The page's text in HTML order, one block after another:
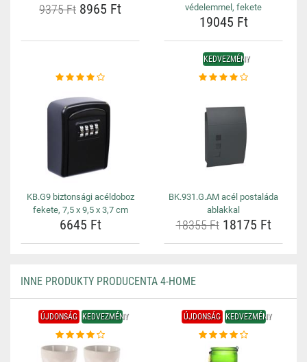
9375 Ft 8965 Ft
védelemmel, fekete
19045 Ft
KB.G9 biztonsági acéldoboz
fekete, 7,5 x 9,5 x 3,7 cm
6645 Ft
KEDVEZMÉNY
BK.931.G.AM acél postaláda
ablakkal
18355 Ft18175 Ft
INNE PRODUKTY PRODUCENTA 4-HOME
ÚJDONSÁG KEDVEZMÉNY ÚJDONSÁG KEDVEZMÉNY